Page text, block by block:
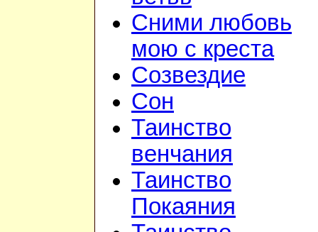
Сними любовь
мою с креста
Созвездие
Сон
Таинство
венчания
Таинство
Покаяния